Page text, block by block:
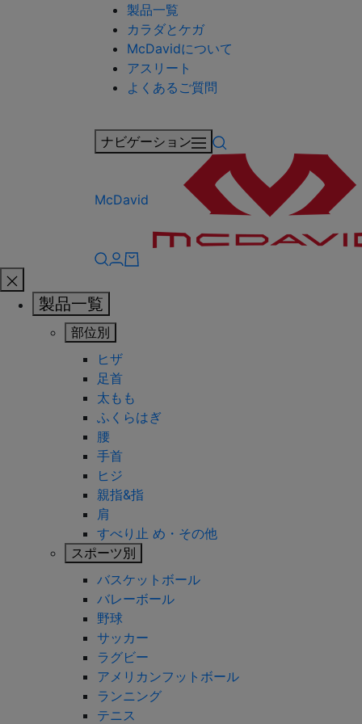
製品一覧
カラダとケガ
McDavidについて
アスリート
よくあるご質問
ナビゲーション
McDavid
製品一覧
部位別
ヒザ
足首
太もも
ふくらはぎ
腰
手首
ヒジ
親指&指
肩
すべり止 め・その他
スポーツ別
バスケットボール
バレーボール
野球
サッカー
ラグビー
アメリカンフットボール
ランニング
テニス